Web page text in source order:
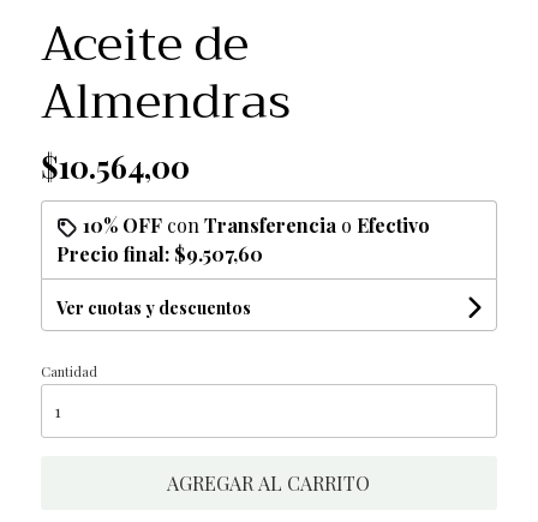
Aceite de
Almendras
$10.564,00
10% OFFcon Transferencia o Efectivo
Precio final: $9.507,60
Ver cuotas y descuentos
Cantidad
AGREGAR AL CARRITO